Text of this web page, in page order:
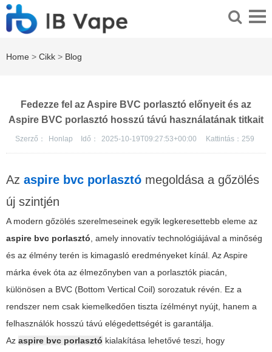
Home > Cikk > Blog
Fedezze fel az Aspire BVC porlasztó előnyeit és az
Aspire BVC porlasztó hosszú távú használatának titkait
Szerző： Honlap Idő： 2025-10-19T09:27:53+00:00 Kattintás： 259
Az aspire bvc porlasztó megoldása a gőzölés
új szintjén
A modern gőzölés szerelmeseinek egyik legkeresettebb eleme az
aspire bvc porlasztó, amely innovatív technológiájával a minőség
és az élmény terén is kimagasló eredményeket kínál. Az Aspire
márka évek óta az élmezőnyben van a porlasztók piacán,
különösen a BVC (Bottom Vertical Coil) sorozatuk révén. Ez a
rendszer nem csak kiemelkedően tiszta ízélményt nyújt, hanem a
felhasználók hosszú távú elégedettségét is garantálja.
Az aspire bvc porlasztó kialakítása lehetővé teszi, hogy